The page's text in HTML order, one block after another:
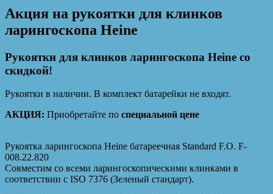
Акция на рукоятки для клинков
ларингоскопа Heine
Рукоятки для клинков ларингоскопа Heine со
скидкой!
Рукоятки в наличии. В комплект батарейки не входят.
АКЦИЯ: Приобретайте по специальной цене
Рукоятка ларингоскопа Heine батареечная Standard F.O. F-
008.22.820
Совместим со всеми ларингоскопическими клинками в
соответствии с ISO 7376 (Зеленый стандарт).